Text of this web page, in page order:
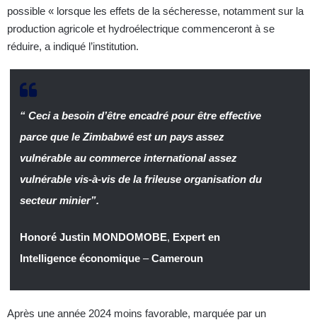
possible « lorsque les effets de la sécheresse, notamment sur la
production agricole et hydroélectrique commenceront à se
réduire, a indiqué l’institution.
“ Ceci a besoin d’être encadré pour être effective
parce que le Zimbabwé est un pays assez
vulnérable au commerce international assez
vulnérable vis-à-vis de la frileuse organisation du
secteur minier”.
Honoré Justin MONDOMOBE, Expert en
Intelligence économique–Cameroun
Après une année 2024 moins favorable, marquée par un